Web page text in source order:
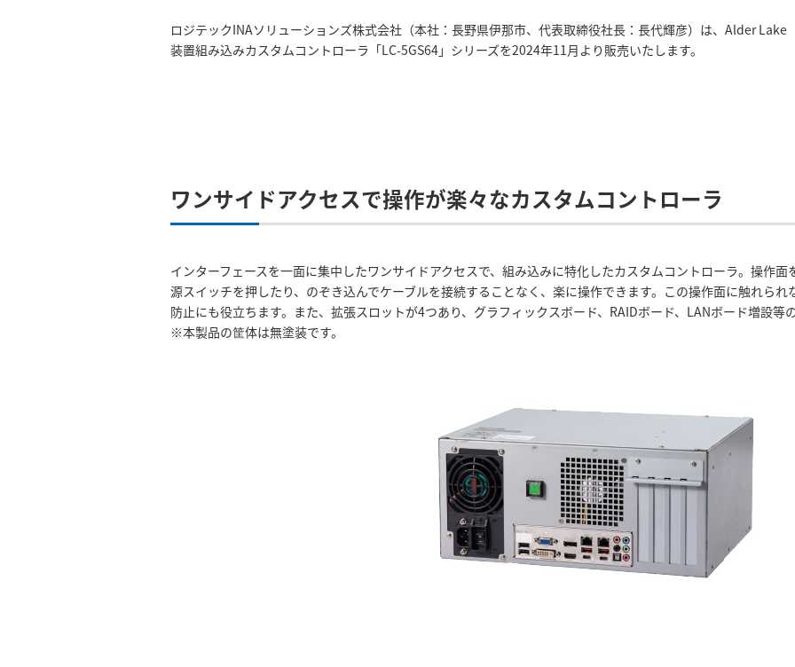
ロジテックINAソリューションズ株式会社（本社：長野県伊那市、代表取締役社長：長代輝彦）は、Alder
装置組み込みカスタムコントローラ「LC-5GS64」シリーズを2024年11月より販売いたします。
ワンサイドアクセスで操作が楽々なカスタムコントローラ
インターフェースを一面に集中したワンサイドアクセスで、組み込みに特化したカスタムコントローラ。操作
源スイッチを押したり、のぞき込んでケーブルを接続することなく、楽に操作できます。この操作面に触れら
防止にも役立ちます。また、拡張スロットが4つあり、グラフィックスボード、RAIDボード、LANボード増設等
※本製品の筐体は無塗装です。